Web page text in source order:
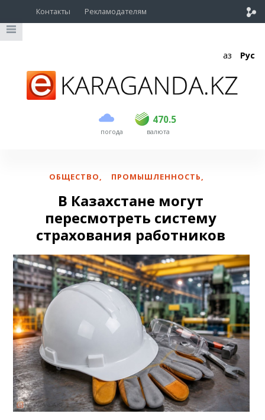
Контакты Рекламодателям
Қаз Рус
погода
470.5
USD 468.5 470.5
EUR валюта
ОБЩЕСТВО, ПРОМЫШЛЕННОСТЬ,
В Казахстане могут
пересмотреть систему
страхования работников